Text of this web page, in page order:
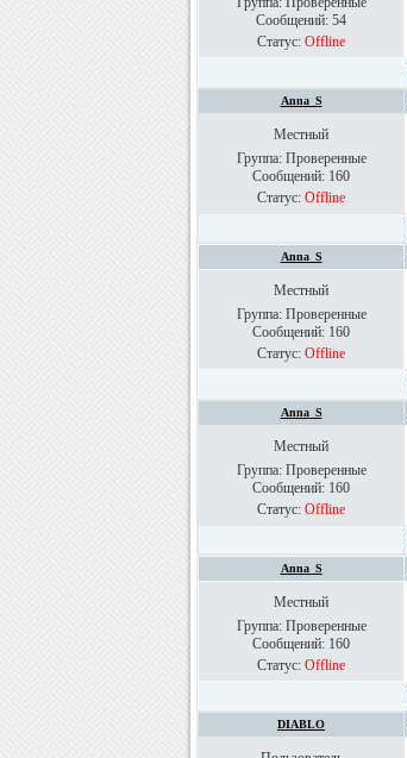
Сообщений: 54
Статус: Offline
Anna_S
Местный
Группа: Проверенные
Сообщений: 160
Статус: Offline
Anna_S
Местный
Группа: Проверенные
Сообщений: 160
Статус: Offline
Anna_S
Местный
Группа: Проверенные
Сообщений: 160
Статус: Offline
Anna_S
Местный
Группа: Проверенные
Сообщений: 160
Статус: Offline
DIABLO